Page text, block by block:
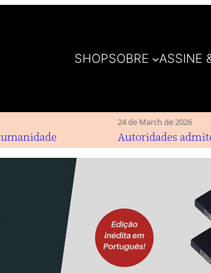
SHOPSOBRE ASSINE
24 de March de 2026
Autoridades